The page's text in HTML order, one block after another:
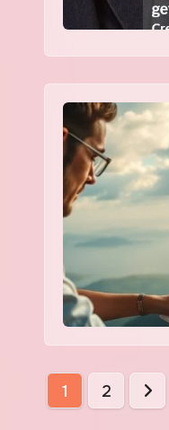
Pagination
1 2